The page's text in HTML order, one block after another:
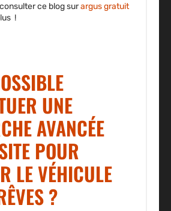
ce blog surargus gratuit
!
UNE
AVANCÉE
POUR
LE VÉHICULE
?